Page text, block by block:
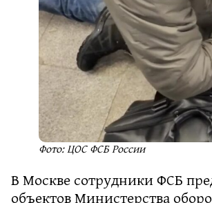
Фото: ЦОС ФСБ России
В Москве сотрудники ФСБ
объектов Министерства